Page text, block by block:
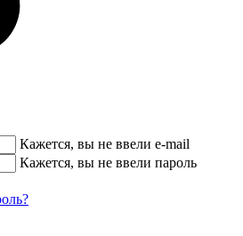
Кажется, вы не ввели e-mail
Кажется, вы не ввели пароль